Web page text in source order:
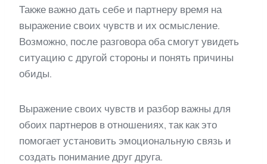
Также важно дать себе и партнеру время на
выражение своих чувств и их осмысление.
Возможно, после разговора оба смогут увидеть
ситуацию с другой стороны и понять причины
обиды.
Выражение своих чувств и разбор важны для
обоих партнеров в отношениях, так как это
помогает установить эмоциональную связь и
создать понимание друг друга.